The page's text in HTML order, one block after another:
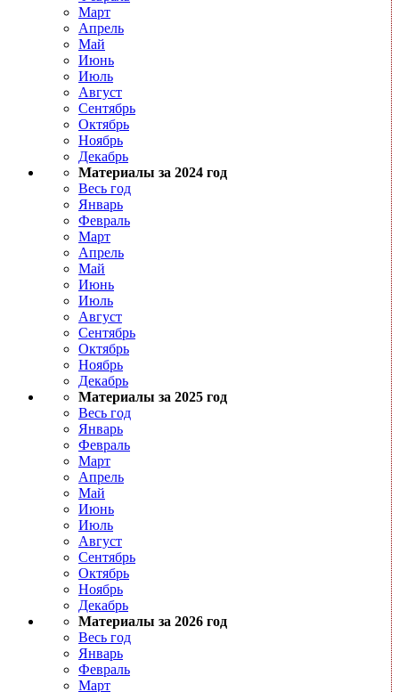
Март
Апрель
Май
Июнь
Июль
Август
Сентябрь
Октябрь
Ноябрь
Декабрь
Материалы за 2024 год
Весь год
Январь
Февраль
Март
Апрель
Май
Июнь
Июль
Август
Сентябрь
Октябрь
Ноябрь
Декабрь
Материалы за 2025 год
Весь год
Январь
Февраль
Март
Апрель
Май
Июнь
Июль
Август
Сентябрь
Октябрь
Ноябрь
Декабрь
Материалы за 2026 год
Весь год
Январь
Февраль
Март